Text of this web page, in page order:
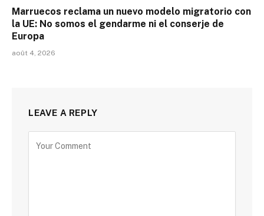
Marruecos reclama un nuevo modelo migratorio con
la UE: No somos el gendarme ni el conserje de
Europa
août 4, 2026
LEAVE A REPLY